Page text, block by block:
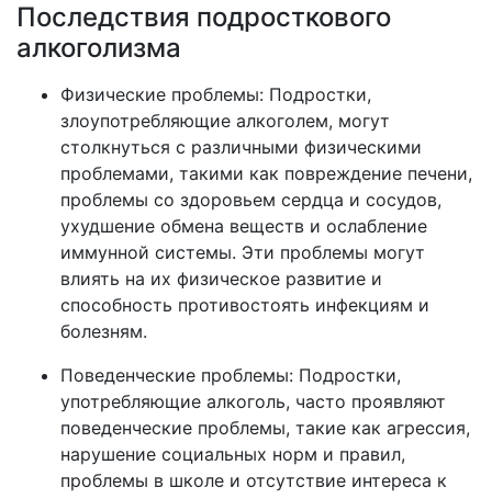
Последствия подросткового
алкоголизма
Физические проблемы: Подростки,
злоупотребляющие алкоголем, могут
столкнуться с различными физическими
проблемами, такими как повреждение печени,
проблемы со здоровьем сердца и сосудов,
ухудшение обмена веществ и ослабление
иммунной системы. Эти проблемы могут
влиять на их физическое развитие и
способность противостоять инфекциям и
болезням.
Поведенческие проблемы: Подростки,
употребляющие алкоголь, часто проявляют
поведенческие проблемы, такие как агрессия,
нарушение социальных норм и правил,
проблемы в школе и отсутствие интереса к